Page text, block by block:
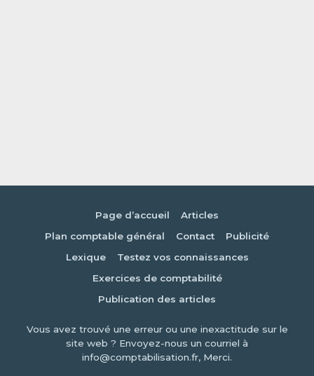
Page d’accueil
Articles
Plan comptable général
Contact
Publicité
Lexique
Testez vos connaissances
Exercices de comptabilité
Publication des articles
Vous avez trouvé une erreur ou une inexactitude sur le
site web ? Envoyez-nous un courriel à
info@comptabilisation.fr, Merci.